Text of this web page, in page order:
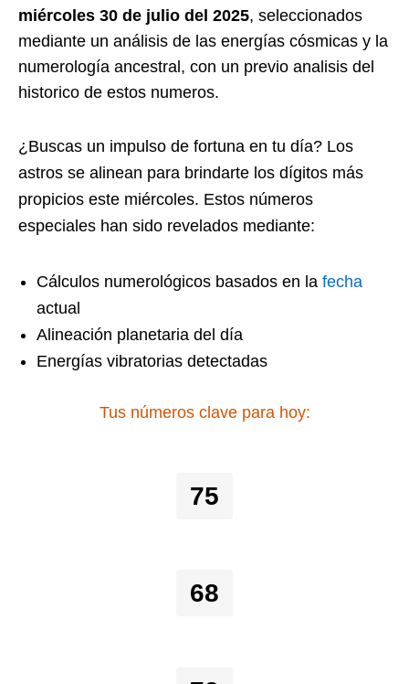
miércoles 30 de julio del 2025, seleccionados
mediante un análisis de las energías cósmicas y la
numerología ancestral, con un previo analisis del
historico de estos numeros.
¿Buscas un impulso de fortuna en tu día? Los
astros se alinean para brindarte los dígitos más
propicios este miércoles. Estos números
especiales han sido revelados mediante:
Cálculos numerológicos basados en la fecha
actual
Alineación planetaria del día
Energías vibratorias detectadas
Tus números clave para hoy:
75
68